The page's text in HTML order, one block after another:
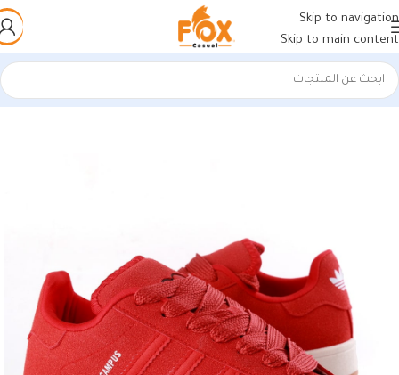
Skip to navigation
Skip to main content
الرئيسية/أحذية رجالي/كوتشي رجالي